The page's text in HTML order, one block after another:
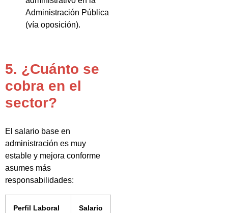
Administración Pública
(vía oposición).
5. ¿Cuánto se
cobra en el
sector?
El salario base en
administración es muy
estable y mejora conforme
asumes más
responsabilidades:
Perfil Laboral
Salario